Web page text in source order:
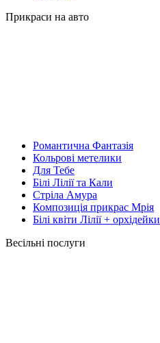
Прикраси на авто
Романтична Фантазія
Кольрові метелики
Для Тебе
Білі Лілії та Кали
Стріла Амура
Композиція прикрас Мрія
Білі квіти Лілії + орхідейки
Весільні послуги